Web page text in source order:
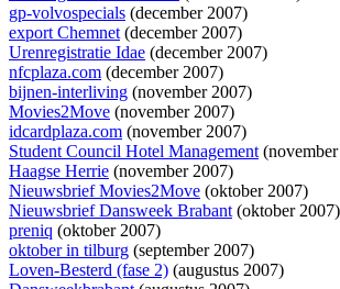
gp-volvospecials (december 2007)
export Chemnet(december 2007)
Urenregistratie Idae (december 2007)
nfcplaza.com (december 2007)
bijnen-interliving (november 2007)
Movies2Move (november 2007)
idcardplaza.com (november 2007)
Student Council Hotel Management
Haagse Herrie (november 2007)
Nieuwsbrief Movies2Move (oktober 2007)
Nieuwsbrief Dansweek Brabant(oktober 2007)
preniq (oktober 2007)
oktober in tilburg (september 2007)
Loven-Besterd (fase 2) (augustus 2007)